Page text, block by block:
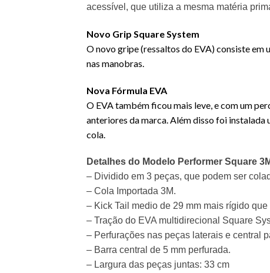
acessível, que utiliza a mesma matéria
Novo Grip Square System
O novo gripe (ressaltos do EVA) consiste em
nas manobras.
Nova Fórmula EVA
O EVA também ficou mais leve, e com um
anteriores da marca. Além disso foi instalada
cola.
Detalhes do Modelo Performer Square
– Dividido em 3 peças, que podem ser
– Cola Importada 3M.
– Kick Tail medio de 29 mm mais rígido que
– Tração do EVA multidirecional Square
– Perfurações nas peças laterais e central
– Barra central de 5 mm perfurada.
– Largura das peças juntas: 33 cm